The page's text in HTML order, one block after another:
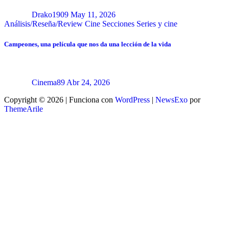
Drako1909 May 11, 2026
Análisis/Reseña/Review Cine Secciones Series y cine
Campeones, una película que nos da una lección de la vida
Cinema89 Abr 24, 2026
Copyright © 2026 | Funciona con WordPress | NewsExo por
ThemeArile